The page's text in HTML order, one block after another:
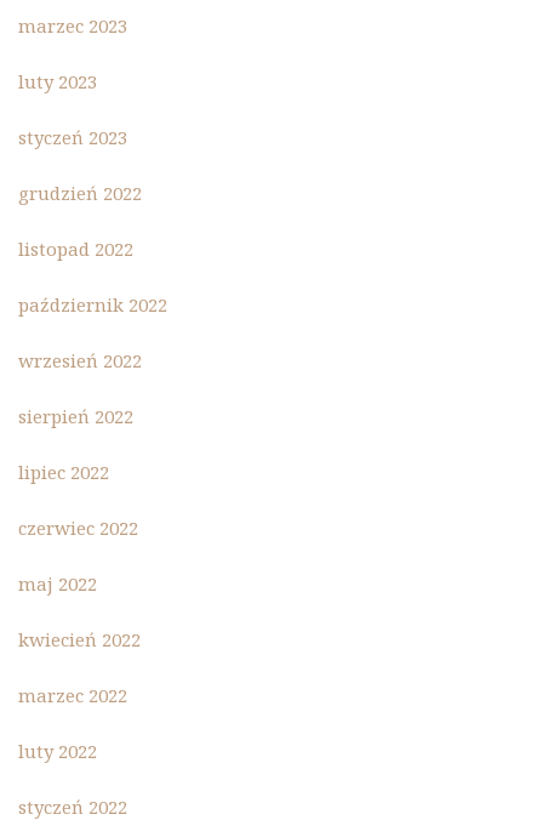
marzec 2023
luty 2023
styczeń 2023
grudzień 2022
listopad 2022
październik 2022
wrzesień 2022
sierpień 2022
lipiec 2022
czerwiec 2022
maj 2022
kwiecień 2022
marzec 2022
luty 2022
styczeń 2022